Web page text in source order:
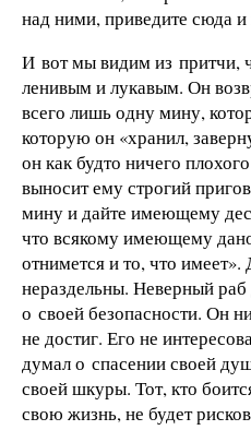
над ними, приведите сюда
И вот мы видим из притчи,
ленивым и лукавым. Он
всего лишь одну мину,
которую он «хранил,
он как будто ничего
выносит ему строгий
мину и дайте имеющему
что всякому имеющему
отнимется и то, что
нераздельны. Неверный
о своей безопасности. Он
не достиг. Его не
думал о спасении своей
своей шкуры. Тот, кто
свою жизнь, не будет